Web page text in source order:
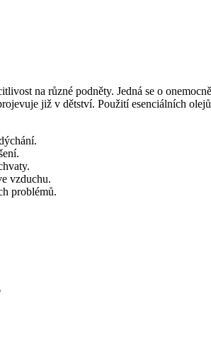
na různé podněty. Jedná se o
již v dětství. Použití esenciálních
vzduchu.
problémů.